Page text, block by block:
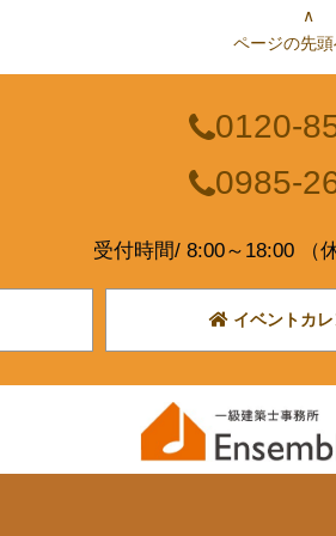
∧
ページの先
0120-
0985-
受付時間/ 8:00～18:00 （
イベントカ